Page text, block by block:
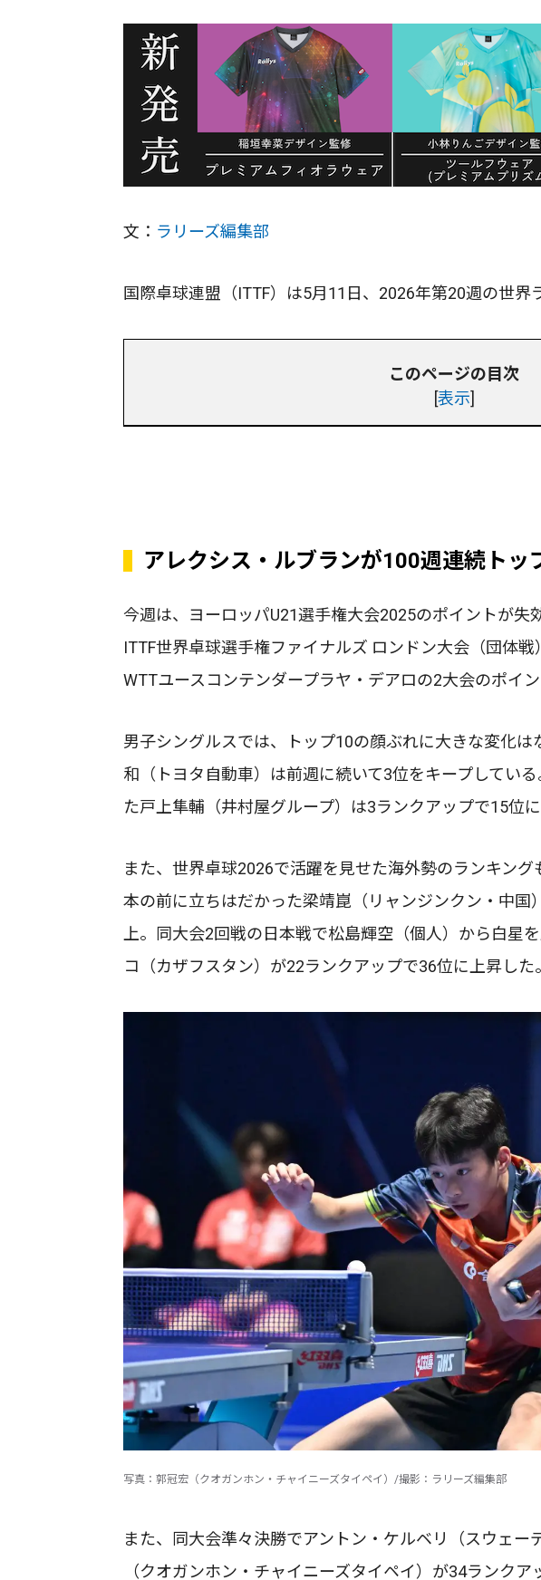
文： ラリーズ編集部
国際卓球連盟（ITTF）は5月11日、2026年第20週の世界
このページの目次
[表示]
アレクシス・ルブランが100週連続トッ
今週は、ヨーロッパU21選手権大会2025のポイントが失
ITTF世界卓球選手権ファイナルズ ロンドン大会（団体
WTTユースコンテンダープラヤ・デアロの2大会のポイン
男子シングルスでは、トップ10の顔ぶれに大きな変化
和（トヨタ自動車）は前週に続いて3位をキープしてい
た戸上隼輔（井村屋グループ）は3ランクアップで15位に
また、世界卓球2026で活躍を見せた海外勢のランキン
本の前に立ちはだかった梁靖崑（リャンジンクン・中国
上。同大会2回戦の日本戦で松島輝空（個人）から白星
コ（カザフスタン）が22ランクアップで36位に上昇した。
写真：郭冠宏（クオガンホン・チャイニーズタイペイ）/撮影：ラリーズ編集部
また、同大会準々決勝でアントン・ケルベリ（スウェー
（クオガンホン・チャイニーズタイペイ）が34ランク